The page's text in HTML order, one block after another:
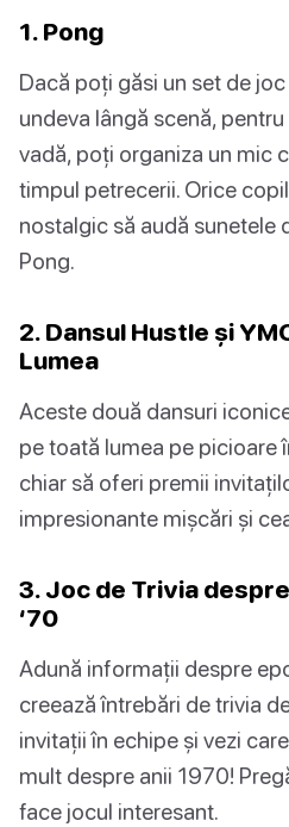
1. Pong
Dacă poți găsi un set de
undeva lângă scenă,
vadă, poți organiza un mic
timpul petrecerii. Orice
nostalgic să audă sunetele
Pong.
2. Dansul Hustle și
Lumea
Aceste două dansuri
pe toată lumea pe picioare
chiar să oferi premii
impresionante mișcări și
3. Joc de Trivia
‘70
Adună informații despre
creează întrebări de trivia
invitații în echipe și vezi
mult despre anii 1970!
face jocul interesant.